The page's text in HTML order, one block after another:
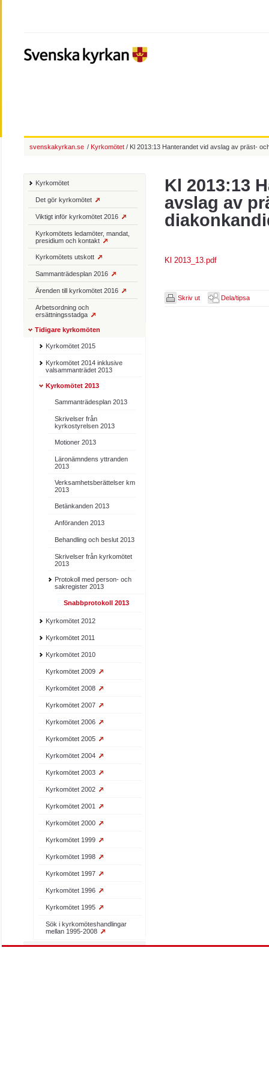
Kl 2013:13
avslag av
Kl 2013_13.pdf
Skriv ut Dela/tipsa
Kyrkomötet
Det gör kyrkomötet
Viktigt inför kyrkomötet 2016
Kyrkomötets ledamöter, mandat,
presidium och kontakt
Kyrkomötets utskott
Sammanträdesplan 2016
Ärenden till kyrkomötet 2016
Arbetsordning och
ersättningsstadga
Tidigare kyrkomöten
Kyrkomötet 2015
Kyrkomötet 2014 inklusive
valsammanträdet 2013
Kyrkomötet 2013
Sammanträdesplan 2013
Skrivelser från
kyrkostyrelsen 2013
Motioner 2013
Läronämndens yttranden
2013
Verksamhetsberättelser km
2013
Betänkanden 2013
Anföranden 2013
Behandling och beslut 2013
Skrivelser från kyrkomötet
2013
Protokoll med person- och
sakregister 2013
Snabbprotokoll 2013
Kyrkomötet 2012
Kyrkomötet 2011
Kyrkomötet 2010
Kyrkomötet 2009
Kyrkomötet 2008
Kyrkomötet 2007
Kyrkomötet 2006
Kyrkomötet 2005
Kyrkomötet 2004
Kyrkomötet 2003
Kyrkomötet 2002
Kyrkomötet 2001
Kyrkomötet 2000
Kyrkomötet 1999
Kyrkomötet 1998
Kyrkomötet 1997
Kyrkomötet 1996
Kyrkomötet 1995
Sök i kyrkomöteshandlingar
mellan 1995-2008
svenskakyrkan.se / Kyrkomötet / Kl 2013:13 Hanterandet vid avslag av präst-